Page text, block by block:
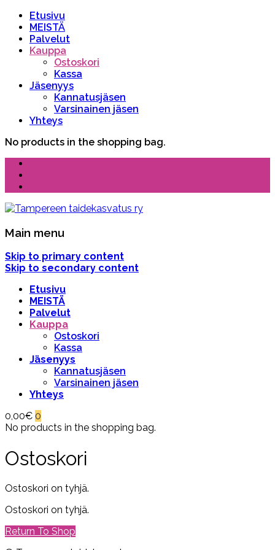
Etusivu
MEISTÄ
Palvelut
Kauppa
Ostoskori
Kassa
Jäsenyys
Kannatusjäsen
Varsinainen jäsen
Yhteys
No products in the shopping bag.
Main menu
Skip to primary content
Skip to secondary content
Etusivu
MEISTÄ
Palvelut
Kauppa
Ostoskori
Kassa
Jäsenyys
Kannatusjäsen
Varsinainen jäsen
Yhteys
0,00€ 0
No products in the shopping bag.
Ostoskori
Ostoskori on tyhjä.
Ostoskori on tyhjä.
Return To Shop